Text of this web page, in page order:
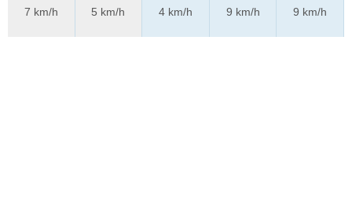
7 km/h
5 km/h
4 km/h
9 km/h
9 km/h